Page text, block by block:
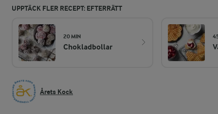
UPPTÄCK FLER RECEPT: EFTERRÄTT
20 MIN
Chokladbollar
Årets Kock